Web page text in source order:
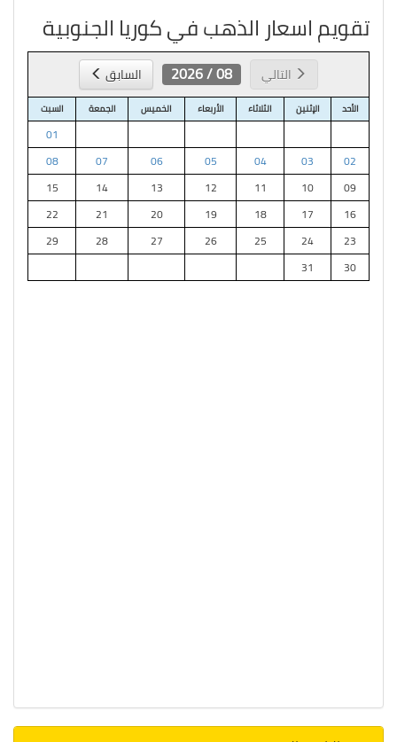
تقويم اسعار الذهب في كوريا الجنوبية
التالي 08 / 2026 السابق
الأحد الإثنين الثلاثاء الأربعاء الخميس الجمعة السبت
01
02
03
04
05
06
07
08
09
10
11
12
13
14
15
16
17
18
19
20
21
22
23
24
25
26
27
28
29
30
31